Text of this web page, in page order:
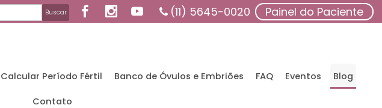
(11) 5645-0020 Painel do Paciente
Calcular Período Fértil Banco de Óvulos e Embriões FAQ Eventos Blog
Contato